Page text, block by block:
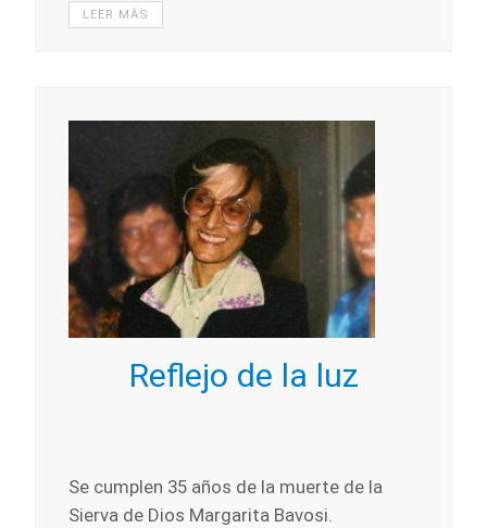
LEER MÁS
Reflejo de la luz
Se cumplen 35 años de la muerte de la
Sierva de Dios Margarita Bavosi.